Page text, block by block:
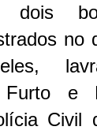
dois
no
Furto e
Civil